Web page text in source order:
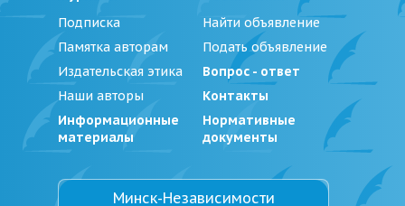
Подписка
Памятка авторам
Издательская этика
Наши авторы
Информационные
материалы
Найти объявление
Подать объявление
Вопрос - ответ
Контакты
Нормативные
документы
Минск-Независимости